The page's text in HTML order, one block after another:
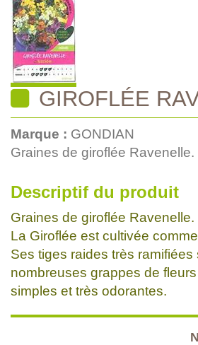
GIROFLÉE
Marque : GONDIAN
Graines de giroflée Ravenelle.
Descriptif du produit
Graines de giroflée Ravenelle.
La Giroflée est cultivée
Ses tiges raides très
nombreuses grappes de
simples et très odorantes.